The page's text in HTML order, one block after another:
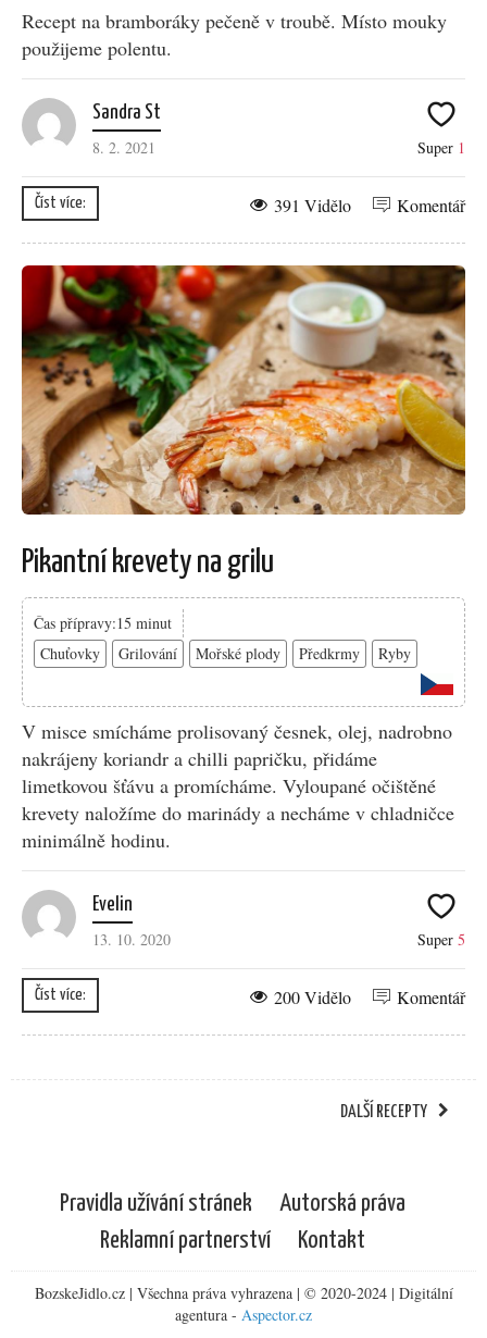
Recept na bramboráky pečeně v troubě. Místo mouky
použijeme polentu.
Sandra St
8. 2. 2021
Super 1
Číst více: Komentář
391 Vidělo
Pikantní krevety na grilu
Čas přípravy:15 minut
Chuťovky
Grilování Mořské plody Předkrmy Ryby
V misce smícháme prolisovaný česnek, olej, nadrobno
nakrájeny koriandr a chilli papričku, přidáme
limetkovou šťávu a promícháme. Vyloupané očištěné
krevety naložíme do marinády a necháme v chladničce
minimálně hodinu.
Evelin
13. 10. 2020
Super 5
Číst více: Komentář
200 Vidělo
DALŠÍ RECEPTY
Pravidla užívání stránek
Autorská práva
Reklamní partnerství
Kontakt
BozskeJidlo.cz | Všechna práva vyhrazena | © 2020-2024 | Digitální
agentura - Aspector.cz